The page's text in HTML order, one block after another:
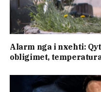
Alarm nga i nxehti:
obligimet,